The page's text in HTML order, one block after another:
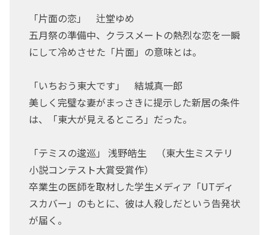
「片面の恋」 辻堂ゆめ
五月祭の準備中、クラスメートの熱烈な恋を一瞬
にして冷めさせた「片面」の意味とは。
「いちおう東大です」 結城真一郎
美しく完璧な妻がまっさきに提示した新居の条件
は、「東大が見えるところ」だった。
「テミスの逡巡」 浅野皓生 （東大生ミステリ
小説コンテスト大賞受賞作）
卒業生の医師を取材した学生メディア「UTディ
スカバー」のもとに、彼は人殺しだという告発状
が届く。